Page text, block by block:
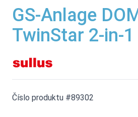
GS-Anlage
TwinStar 2-in-
Číslo produktu #89302